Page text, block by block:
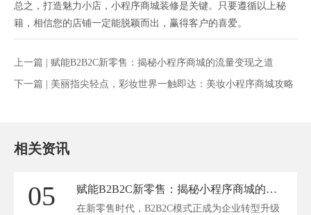
总之，打造魅力小店，小程序商城装修是关键。只要遵循以上秘
籍，相信您的店铺一定能脱颖而出，赢得客户的喜爱。
上一篇 | 赋能B2B2C新零售：揭秘小程序商城的流量变现之道
下一篇 | 美丽指尖轻点，彩妆世界一触即达：美妆小程序商城攻略
相关资讯
05 赋能B2B2C新零售：揭秘小程序商城的流量变现之道
在新零售时代，B2B2C模式正成为企业转型升级